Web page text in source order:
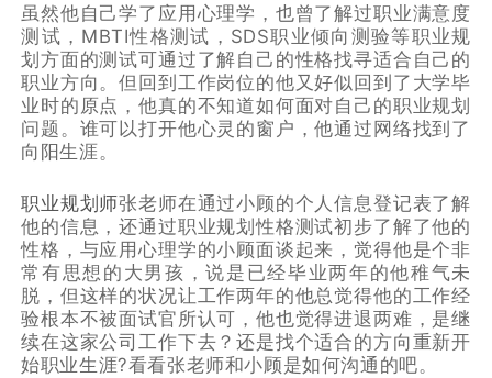
虽然他自己学了应用心理学，也曾了解过职业满意度
测试，MBTI性格测试，SDS职业倾向测验等职业规
划方面的测试可通过了解自己的性格找寻适合自己的
职业方向。但回到工作岗位的他又好似回到了大学毕
业时的原点，他真的不知道如何面对自己的职业规划
问题。谁可以打开他心灵的窗户，他通过网络找到了
向阳生涯。
职业规划师张老师在通过小顾的个人信息登记表了解
他的信息，还通过职业规划性格测试初步了解了他的
性格，与应用心理学的小顾面谈起来，觉得他是个非
常有思想的大男孩，说是已经毕业两年的他稚气未
脱，但这样的状况让工作两年的他总觉得他的工作经
验根本不被面试官所认可，他也觉得进退两难，是继
续在这家公司工作下去？还是找个适合的方向重新开
始职业生涯?看看张老师和小顾是如何沟通的吧。